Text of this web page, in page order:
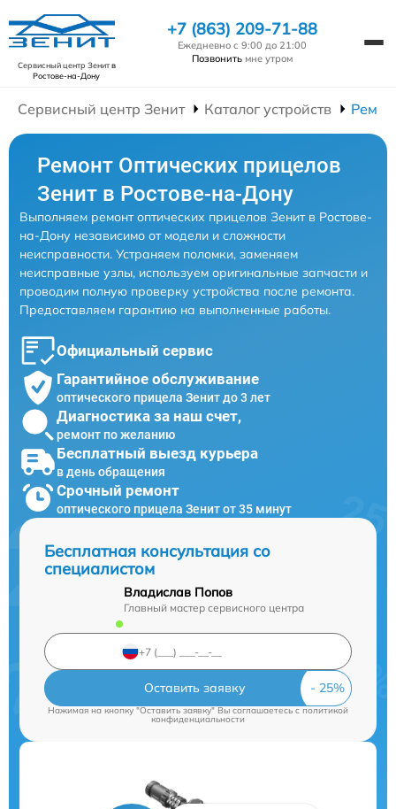
Сервисный центр Зенитв
Ростове-на-Дону
+7 (863) 209-71-88
Ежедневно с 9:00 до 21:00
Позвонить мне утром
Сервисный центр Зенит Каталог устройств
Ремонт Оптических прицелов
Зенит в Ростове-на-Дону
Выполняем ремонт оптических прицелов Зенит в Ростове-
на-Дону независимо от модели и сложности
неисправности. Устраняем поломки, заменяем
неисправные узлы, используем оригинальные запчасти и
проводим полную проверку устройства после ремонта.
Предоставляем гарантию на выполненные работы.
Официальный сервис
Гарантийное обслуживание
оптического прицела Зенит до 3 лет
Диагностика за наш счет,
ремонт по желанию
Бесплатный выезд курьера
в день обращения
Срочный ремонт
оптического прицела Зенит от 35 минут
Бесплатная консультация со
специалистом
Владислав Попов
Главный мастер сервисного центра
Оставить заявку
Нажимая на кнопку "Оставить заявку" Вы соглашаетесь cполитикой
конфиденциальности